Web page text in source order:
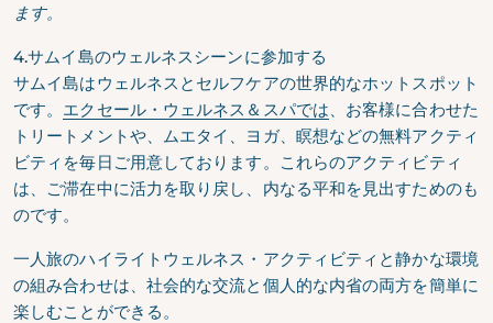
ます。
4.サムイ島のウェルネスシーンに参加する
サムイ島はウェルネスとセルフケアの世界的なホットスポット
です。 エクセール・ウェルネス＆スパでは 、お客様に合わせた
トリートメントや、ムエタイ、ヨガ、瞑想などの無料アクティ
ビティを毎日ご用意しております。これらのアクティビティ
は、ご滞在中に活力を取り戻し、内なる平和を見出すためのも
のです。
一人旅のハイライトウェルネス・アクティビティと静かな環境
の組み合わせは、社会的な交流と個人的な内省の両方を簡単に
楽しむことができる。